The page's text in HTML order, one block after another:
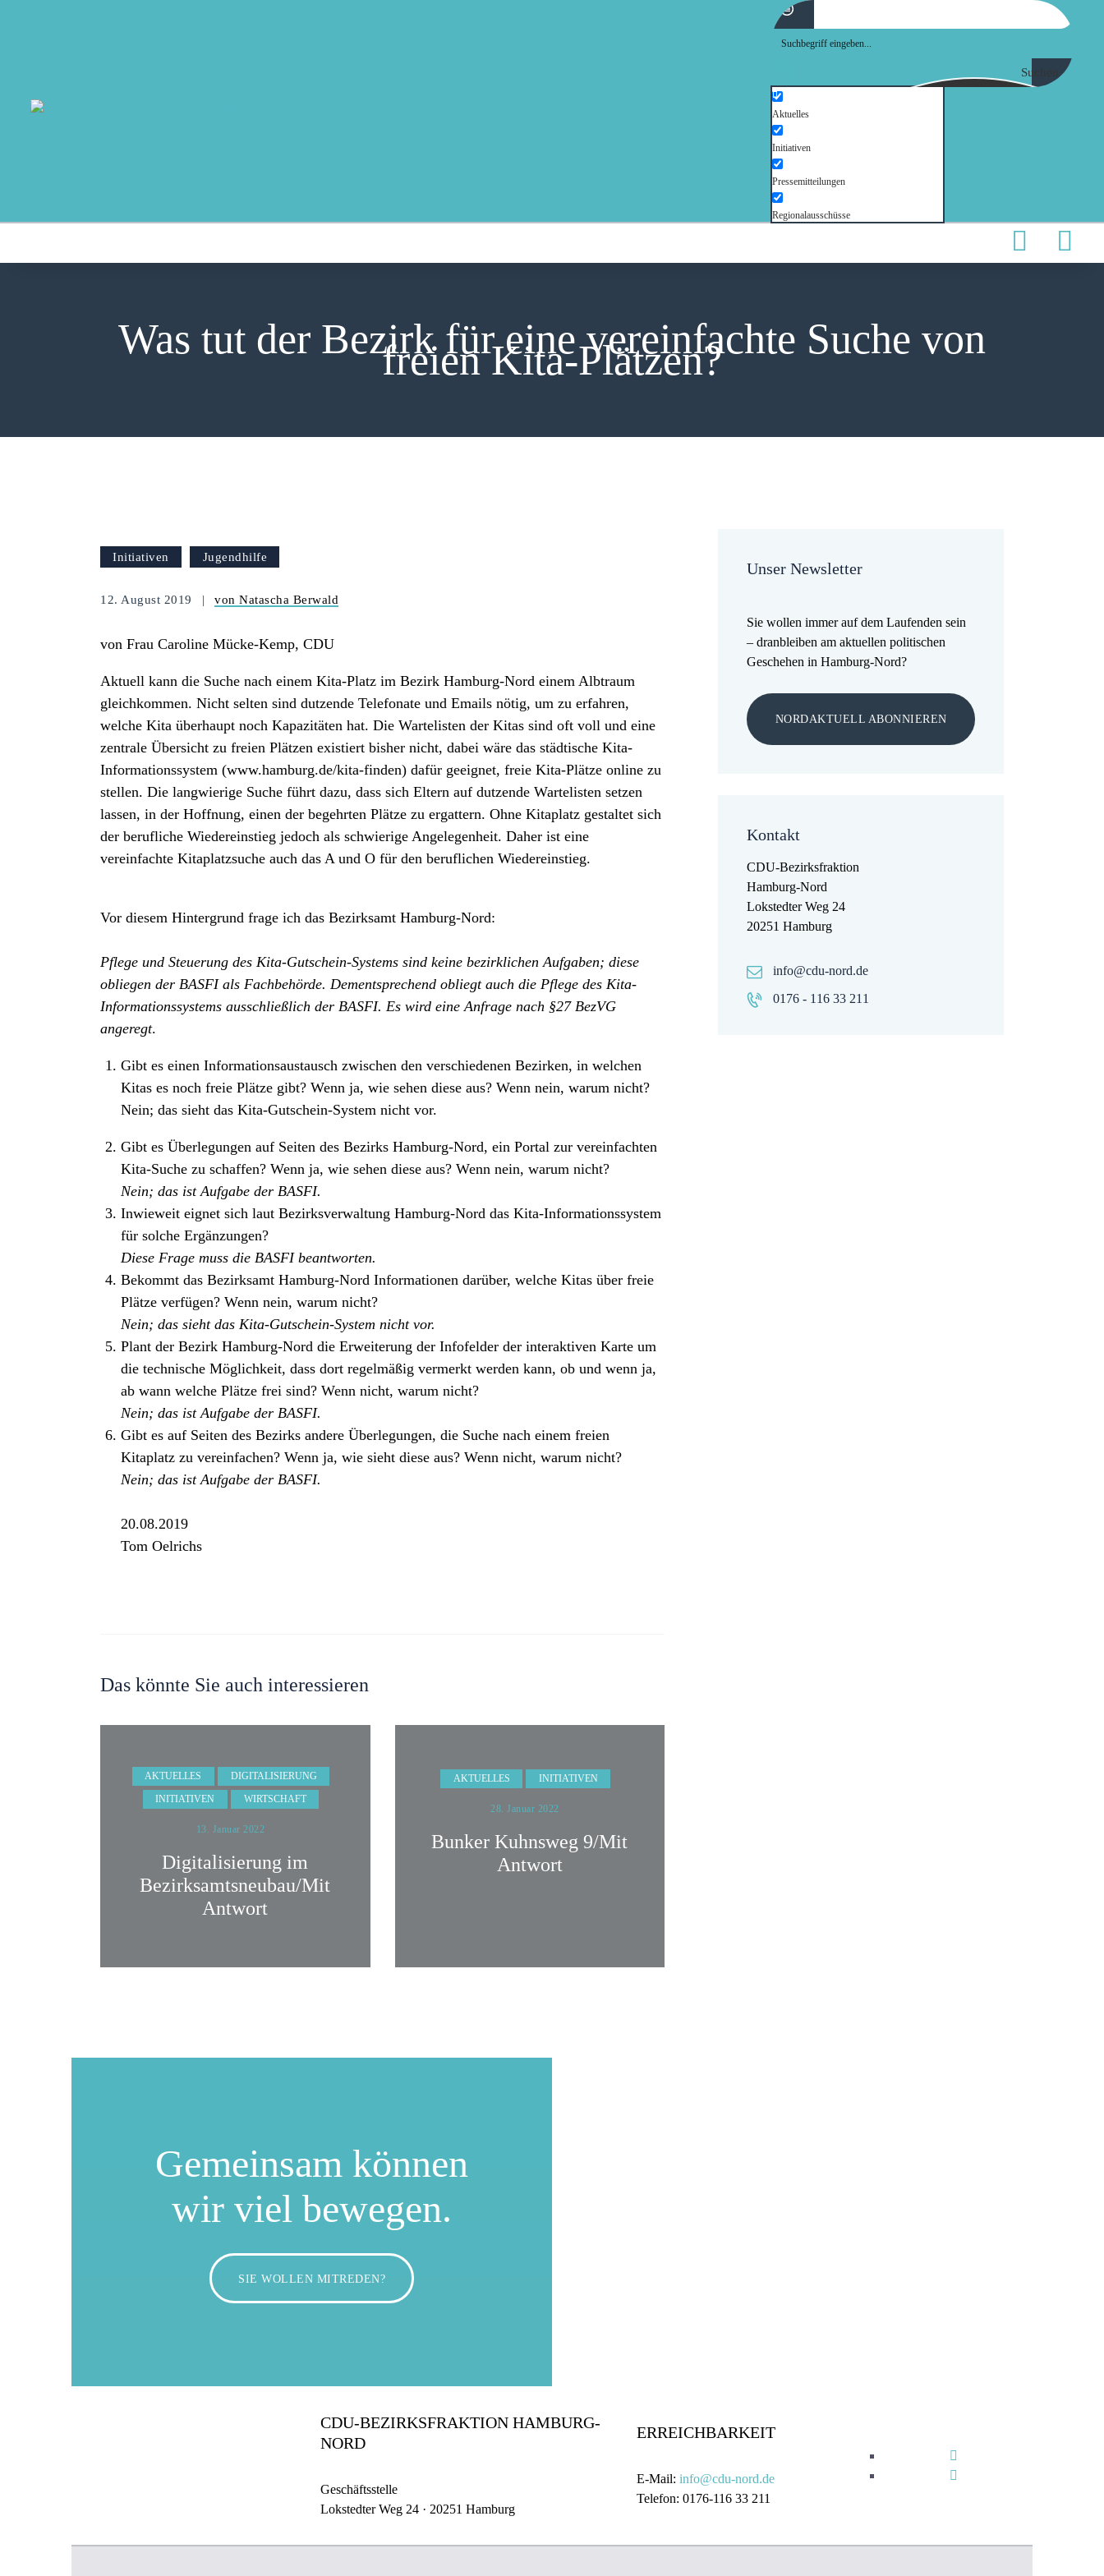
Suchen
Aktuelles
Initiativen
Pressemitteilungen
Regionalausschüsse
Was tut der Bezirk für eine vereinfachte Suche von
freien Kita-Plätzen?
AUSSCHÜSSE
KONTAKT
Initiativen Jugendhilfe
12. August 2019 von Natascha Berwald
von Frau Caroline Mücke-Kemp, CDU
Aktuell kann die Suche nach einem Kita-Platz im Bezirk Hamburg-Nord einem Albtraum
gleichkommen. Nicht selten sind dutzende Telefonate und Emails nötig, um zu erfahren,
welche Kita überhaupt noch Kapazitäten hat. Die Wartelisten der Kitas sind oft voll und eine
zentrale Übersicht zu freien Plätzen existiert bisher nicht, dabei wäre das städtische Kita-
Informationssystem (www.hamburg.de/kita-finden) dafür geeignet, freie Kita-Plätze online zu
stellen. Die langwierige Suche führt dazu, dass sich Eltern auf dutzende Wartelisten setzen
lassen, in der Hoffnung, einen der begehrten Plätze zu ergattern. Ohne Kitaplatz gestaltet sich
der berufliche Wiedereinstieg jedoch als schwierige Angelegenheit. Daher ist eine
vereinfachte Kitaplatzsuche auch das A und O für den beruflichen Wiedereinstieg.
Vor diesem Hintergrund frage ich das Bezirksamt Hamburg-Nord:
Pflege und Steuerung des Kita-Gutschein-Systems sind keine bezirklichen Aufgaben; diese
obliegen der BASFI als Fachbehörde. Dementsprechend obliegt auch die Pflege des Kita-
Informationssystems ausschließlich der BASFI. Es wird eine Anfrage nach §27 BezVG
angeregt.
Gibt es einen Informationsaustausch zwischen den verschiedenen Bezirken, in welchen
Kitas es noch freie Plätze gibt? Wenn ja, wie sehen diese aus? Wenn nein, warum nicht?
Nein; das sieht das Kita-Gutschein-System nicht vor.
Gibt es Überlegungen auf Seiten des Bezirks Hamburg-Nord, ein Portal zur vereinfachten
Kita-Suche zu schaffen? Wenn ja, wie sehen diese aus? Wenn nein, warum nicht?
Nein; das ist Aufgabe der BASFI.
Inwieweit eignet sich laut Bezirksverwaltung Hamburg-Nord das Kita-Informationssystem
für solche Ergänzungen?
Diese Frage muss die BASFI beantworten.
Bekommt das Bezirksamt Hamburg-Nord Informationen darüber, welche Kitas über freie
Plätze verfügen? Wenn nein, warum nicht?
Nein; das sieht das Kita-Gutschein-System nicht vor.
Plant der Bezirk Hamburg-Nord die Erweiterung der Infofelder der interaktiven Karte um
die technische Möglichkeit, dass dort regelmäßig vermerkt werden kann, ob und wenn ja,
ab wann welche Plätze frei sind? Wenn nicht, warum nicht?
Nein; das ist Aufgabe der BASFI.
Gibt es auf Seiten des Bezirks andere Überlegungen, die Suche nach einem freien
Kitaplatz zu vereinfachen? Wenn ja, wie sieht diese aus? Wenn nicht, warum nicht?
Nein; das ist Aufgabe der BASFI.
20.08.2019
Tom Oelrichs
Das könnte Sie auch interessieren
AKTUELLES
DIGITALISIERUNG
INITIATIVEN
WIRTSCHAFT
13. Januar 2022
Digitalisierung im
Bezirksamtsneubau/Mit
Antwort
AKTUELLES INITIATIVEN
28. Januar 2022
Bunker Kuhnsweg 9/Mit
Antwort
Unser Newsletter
Sie wollen immer auf dem Laufenden sein
– dranbleiben am aktuellen politischen
Geschehen in Hamburg-Nord?
NORDAKTUELL ABONNIEREN
Kontakt
CDU-Bezirksfraktion
Hamburg-Nord
Lokstedter Weg 24
20251 Hamburg
info@cdu-nord.de
0176 - 116 33 211
Gemeinsam können
wir viel bewegen.
SIE WOLLEN MITREDEN?
CDU-BEZIRKSFRAKTION HAMBURG-
NORD
Geschäftsstelle
Lokstedter Weg 24 · 20251 Hamburg
ERREICHBARKEIT
E-Mail:info@cdu-nord.de
Telefon: 0176-116 33 211